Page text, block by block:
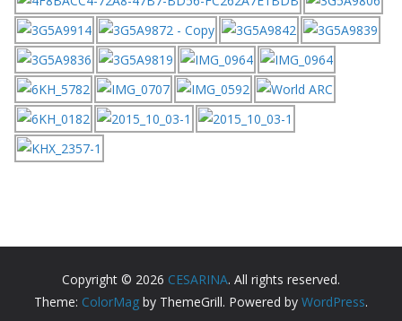
Copyright © 2026 CESARINA. All rights reserved.
Theme: ColorMag by ThemeGrill. Powered by WordPress.